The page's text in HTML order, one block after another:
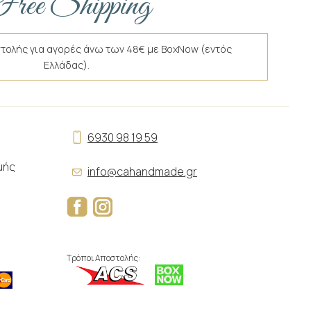
για αγορές άνω των 48€ με BoxNow (εντός
Ελλάδας).
6930 98 19 59
info@cahandmade.gr
Τρόποι Αποστολής: